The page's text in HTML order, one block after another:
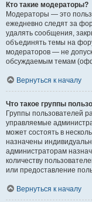
Кто такие модераторы?
Модераторы — это
ежедневно следят за
удалять сообщения,
объединять темы на
модераторов — не
обсуждаемым темам
Вернуться к началу
Что такое группы
Группы пользователей
управляемые
может состоять в
назначены
администраторам
количеству
или предоставление
Вернуться к началу